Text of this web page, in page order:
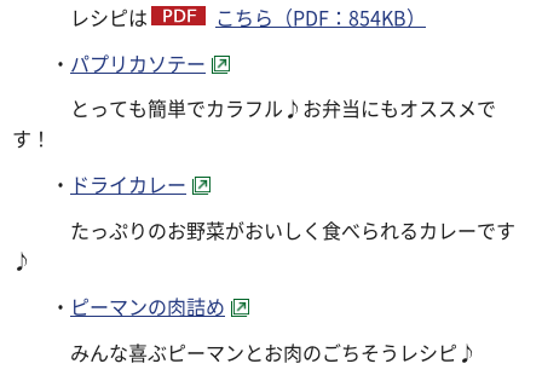
レシピは
こちら（PDF：854KB）
・ パプリカソテー
とっても簡単でカラフル♪お弁当にもオススメで
す！
・ ドライカレー
たっぷりのお野菜がおいしく食べられるカレーです
♪
・ ピーマンの肉詰め
みんな喜ぶピーマンとお肉のごちそうレシピ♪